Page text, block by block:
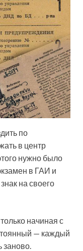
по
в центр
нужно было
в ГАИ и
на своего
начиная с
— каждый
заново.